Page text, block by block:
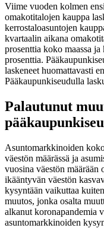
Viime vuoden kolmen
omakotitalojen kauppa
kerrostaloasuntojen
kvartaalin aikana
prosenttia koko maassa
prosenttia.
laskeneet huomattavasti
Pääkaupunkiseudulla
Palautunut
Asuntomarkkinoiden
väestön määrässä ja
vuosina väestön
ikääntyvän väestön
kysyntään vaikuttaa
muutos, jonka osalta
alkanut koronapandemia
asuntomarkkinoiden